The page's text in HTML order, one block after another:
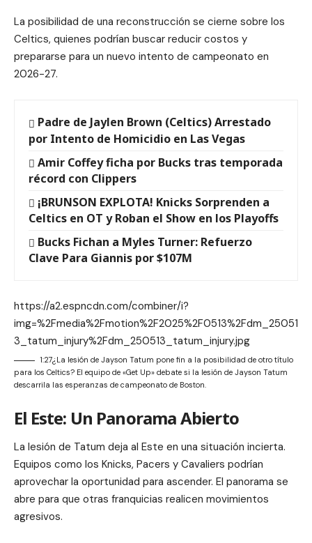
La posibilidad de una reconstrucción se cierne sobre los
Celtics, quienes podrían buscar reducir costos y
prepararse para un nuevo intento de campeonato en
2026-27.
Padre de Jaylen Brown (Celtics) Arrestado
por Intento de Homicidio en Las Vegas
Amir Coffey ficha por Bucks tras temporada
récord con Clippers
¡BRUNSON EXPLOTA! Knicks Sorprenden a
Celtics en OT y Roban el Show en los Playoffs
Bucks Fichan a Myles Turner: Refuerzo
Clave Para Giannis por $107M
https://a2.espncdn.com/combiner/i?
img=%2Fmedia%2Fmotion%2F2025%2F0513%2Fdm_25051
3_tatum_injury%2Fdm_250513_tatum_injury.jpg
1:27¿La lesión de Jayson Tatum pone fin a la posibilidad de otro título
para los Celtics? El equipo de «Get Up» debate si la lesión de Jayson Tatum
descarrila las esperanzas de campeonato de Boston.
El Este: Un Panorama Abierto
La lesión de Tatum deja al Este en una situación incierta.
Equipos como los Knicks, Pacers y Cavaliers podrían
aprovechar la oportunidad para ascender. El panorama se
abre para que otras franquicias realicen movimientos
agresivos.